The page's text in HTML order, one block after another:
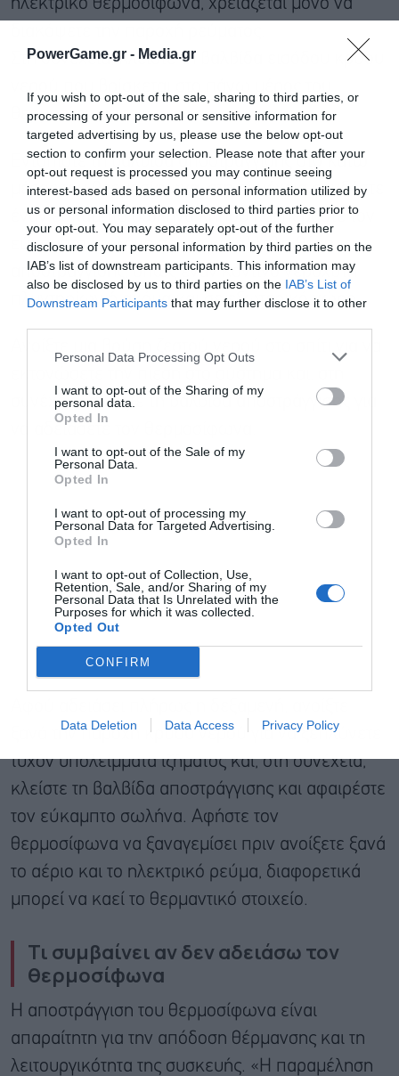
PowerGame.gr - Media.gr
If you wish to opt-out of the sale, sharing to third parties, or
processing of your personal or sensitive information for
targeted advertising by us, please use the below opt-out
section to confirm your selection. Please note that after your
opt-out request is processed you may continue seeing
interest-based ads based on personal information utilized by
us or personal information disclosed to third parties prior to
your opt-out. You may separately opt-out of the further
disclosure of your personal information by third parties on the
IAB’s list of downstream participants. This information may
also be disclosed by us to third parties on the IAB’s List of
Downstream Participants that may further disclose it to other
Personal Data Processing Opt Outs
I want to opt-out of the Sharing of my
personal data.
Opted In
I want to opt-out of the Sale of my
Personal Data.
Opted In
I want to opt-out of processing my
Personal Data for Targeted Advertising.
Opted In
I want to opt-out of Collection, Use,
Retention, Sale, and/or Sharing of my
Personal Data that Is Unrelated with the
Purposes for which it was collected.
Opted Out
CONFIRM
Data Deletion Data Access Privacy Policy
ηλεκτρικό θερμοσίφωνα, χρειάζεται μόνο να
Στη συνέχεια, κλείστε τη βαλβίδα εισόδου κρύου
θερμοσίφωνα.
Εντοπίστε τη βαλβίδα αποστράγγισης στο κάτω
μέρος του θερμοσίφωνα, στη συνέχεια συνδέστε
έναν εύκαμπτο σωλήνα κήπου και περάστε τον
εύκαμπτο σωλήνα σε μια κατάλληλη θέση
αποστράγγισης, όπως έναν κοντινό νεροχύτη
πλυντηρίων ή ακόμα και σε εξωτερικό χώρο.
συνέχεια, ανοίξτε τη βαλβίδα αποστράγγισης για
να αδειάσετε τον θερμοσίφωνα.
ξανά την παροχή κρύου νερού για να ξεπλύνετε
τυχόν υπολείμματα ιζήματος και, στη συνέχεια,
κλείστε τη βαλβίδα αποστράγγισης και αφαιρέστε
τον εύκαμπτο σωλήνα. Αφήστε τον
θερμοσίφωνα να ξαναγεμίσει πριν ανοίξετε ξανά
το αέριο και το ηλεκτρικό ρεύμα, διαφορετικά
μπορεί να καεί το θερμαντικό στοιχείο.
Τι συμβαίνει αν δεν αδειάσω τον
θερμοσίφωνα
Η αποστράγγιση του θερμοσίφωνα είναι
απαραίτητη για την απόδοση θέρμανσης και τη
λειτουργικότητα της συσκευής. «Η παραμέληση